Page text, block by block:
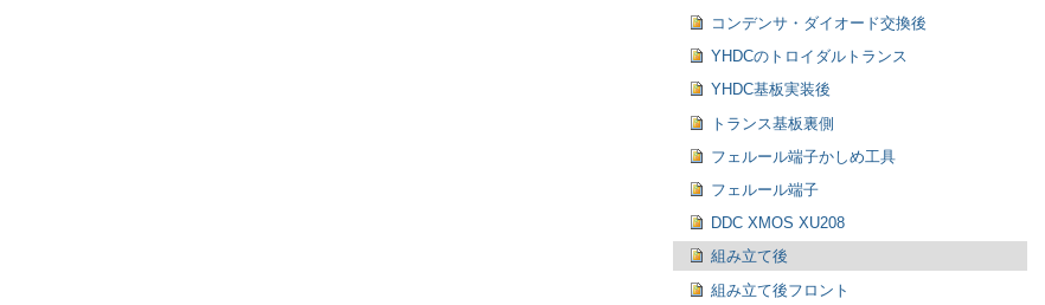
コンデンサ・ダイオード交換後
YHDCのトロイダルトランス
YHDC基板実装後
トランス基板裏側
フェルール端子かしめ工具
フェルール端子
DDC XMOS XU208
組み立て後
組み立て後フロント